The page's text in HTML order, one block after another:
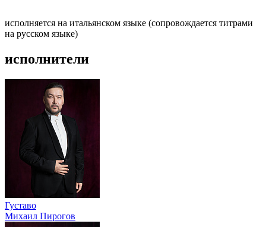
исполняется на итальянском языке (сопровождается титрами
на русском языке)
исполнители
Густаво
Михаил Пирогов